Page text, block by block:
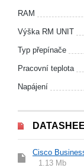
RAM
Výška RM UNIT
Typ přepínače
Pracovní teplota
Napájení
Cisco
1.13 Mb